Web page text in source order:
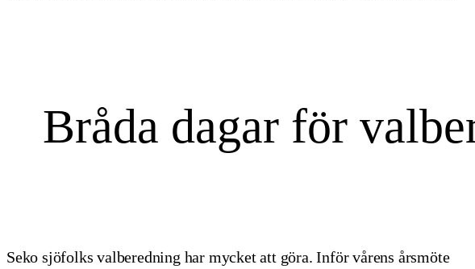
Bråda dagar för
Seko sjöfolks valberedning har mycket att göra. Inför vårens årsmöte